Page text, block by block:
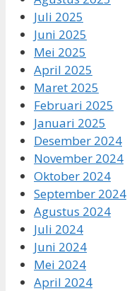
Juli 2025
Juni 2025
Mei 2025
April 2025
Maret 2025
Februari 2025
Januari 2025
Desember 2024
November 2024
Oktober 2024
September 2024
Agustus 2024
Juli 2024
Juni 2024
Mei 2024
April 2024